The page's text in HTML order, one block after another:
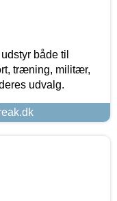
både til
træning, militær,
udvalg.